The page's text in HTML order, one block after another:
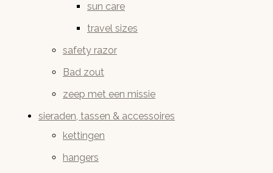
sun care
travel sizes
safety razor
Bad zout
zeep met een missie
sieraden, tassen & accessoires
kettingen
hangers